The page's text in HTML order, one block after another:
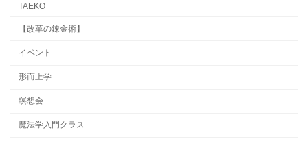
TAEKO
【改革の錬金術】
イベント
形而上学
瞑想会
魔法学入門クラス